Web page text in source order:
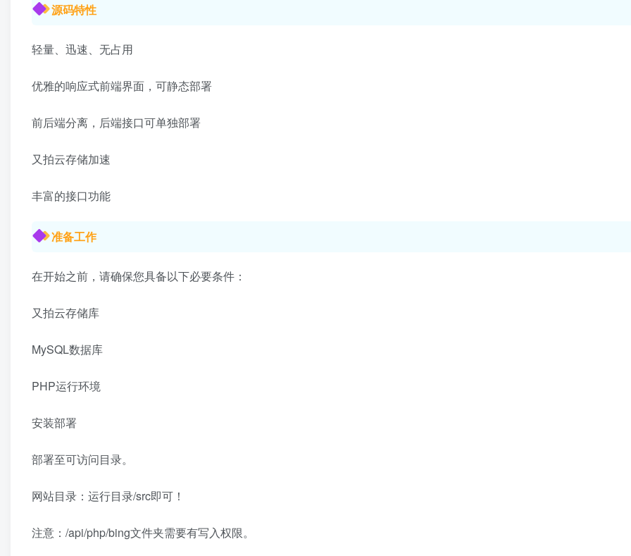
源码特性
轻量、迅速、无占用
优雅的响应式前端界面，可静态部署
前后端分离，后端接口可单独部署
又拍云存储加速
丰富的接口功能
准备工作
在开始之前，请确保您具备以下必要条件：
又拍云存储库
MySQL数据库
PHP运行环境
安装部署
部署至可访问目录。
网站目录：运行目录/src即可！
注意：/api/php/bing文件夹需要有写入权限。